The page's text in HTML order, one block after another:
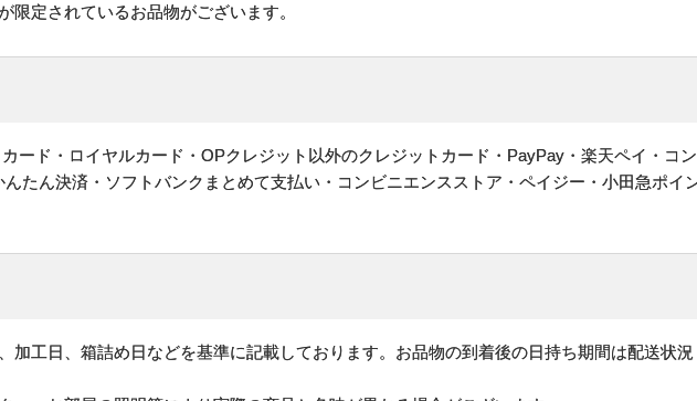
限定されているお品物がございます。
ード・ロイヤルカード・OPクレジット以外のクレジットカード・PayPay・楽天ペイ・コ
たん決済・ソフトバンクまとめて支払い・コンビニエンスストア・ペイジー・小田急ポイ
加工日、箱詰め日などを基準に記載しております。お品物の到着後の日持ち期間は配送状